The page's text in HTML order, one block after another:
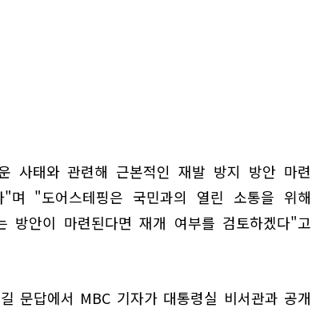
사태와 관련해 근본적인 재발 방지 방안 마련
며 "도어스테핑은 국민과의 열린 소통을 위해
방안이 마련된다면 재개 여부를 검토하겠다"고
문답에서 MBC 기자가 대통령실 비서관과 공개